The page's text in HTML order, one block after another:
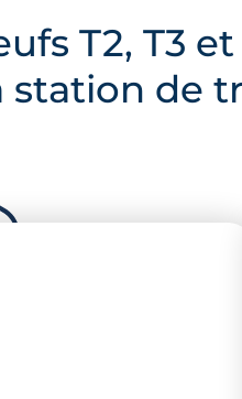
T2, T3 et
station de